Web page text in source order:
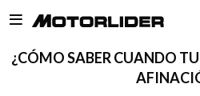

¿CÓMO SABER CUANDO